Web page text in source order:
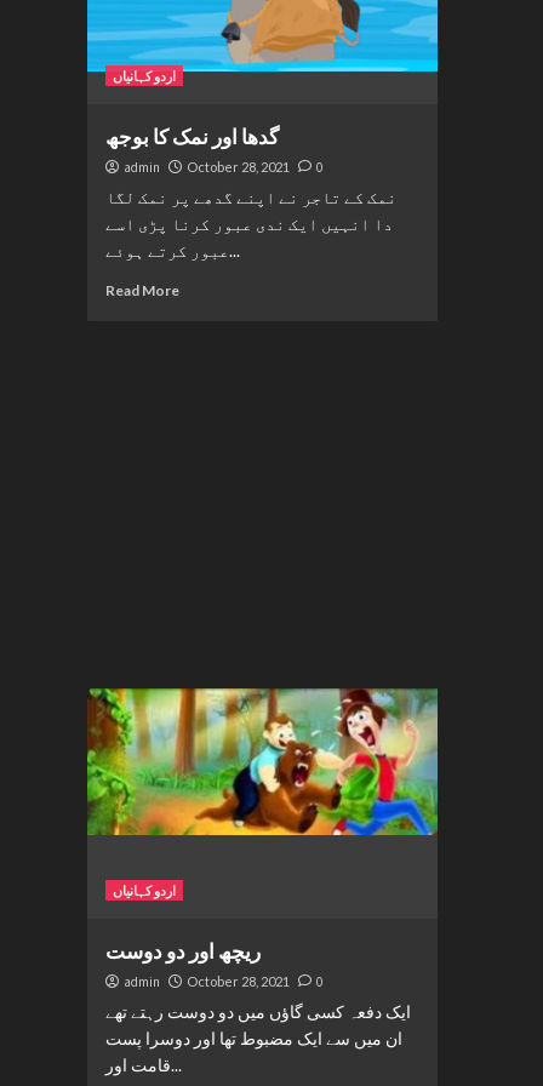
اردو کہانیاں
گدھا اور نمک کا بوجھ
admin October 28, 2021 0
نمک کے تاجر نے اپنے گدھے پر نمک لگا
دا انہیں ایک ندی عبور کرنا پڑی اسے
عبور کرتے ہوئے...
Read More
اردو کہانیاں
ریچھ اور دو دوست
admin October 28, 2021 0
ایک دفعہ کسی گاؤں میں دو دوست رہتے تھے
ان میں سے ایک مضبوط تھا اور دوسرا پست
قامت اور...